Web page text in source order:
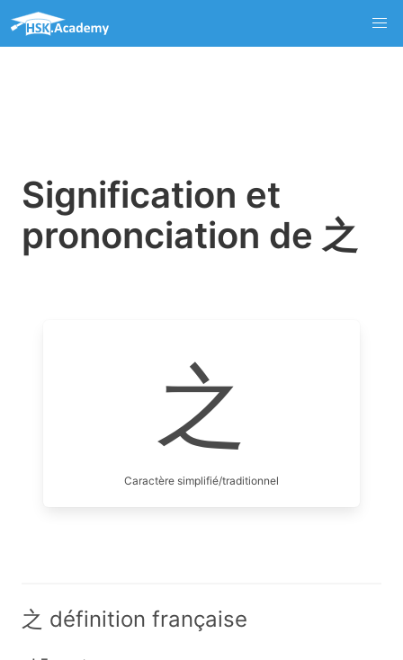
Signification et
prononciation de 之
之
Caractère simplifié/traditionnel
之 définition française